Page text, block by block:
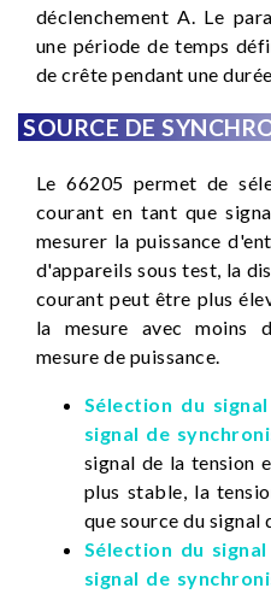
déclenchement A. Le
une période de temps
de crête pendant une
SOURCE DE
Le 66205 permet de
courant en tant que
mesurer la puissance
d'appareils sous test, la
courant peut être plus
la mesure avec moins
mesure de puissance.
Sélection du
signal de
signal de la tension
plus stable, la
que source du signal
Sélection du
signal de